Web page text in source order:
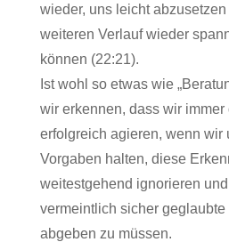
wieder, uns leicht
weiteren Verlauf wieder
können (22:21).
Ist wohl so etwas wie
wir erkennen, dass wir immer
erfolgreich agieren, wenn wir
Vorgaben halten, diese
weitestgehend ignorieren
vermeintlich sicher geglaubte
abgeben zu müssen.